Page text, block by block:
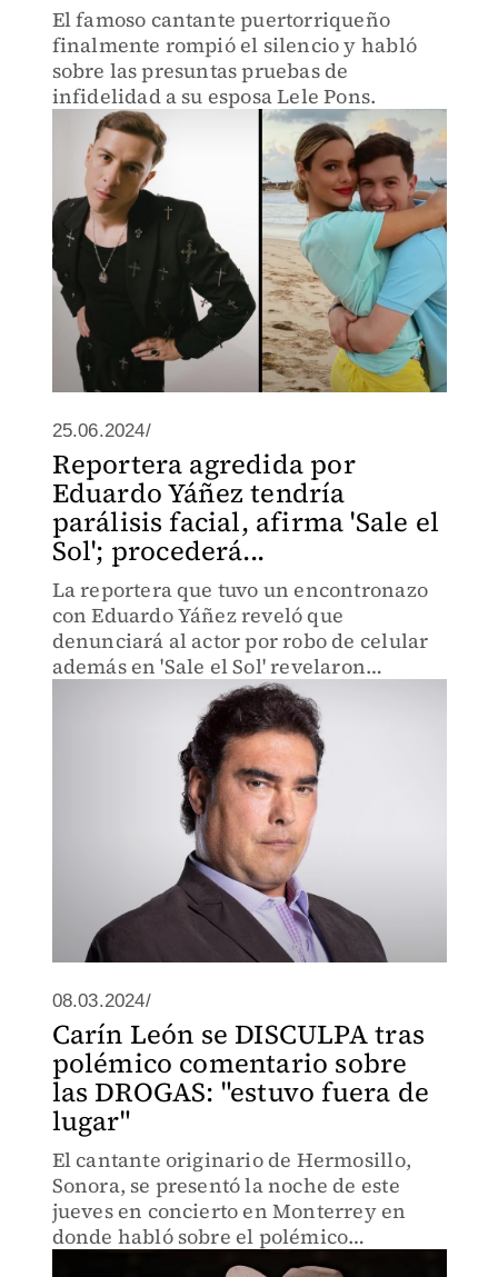
El famoso cantante puertorriqueño
finalmente rompió el silencio y habló
sobre las presuntas pruebas de
infidelidad a su esposa Lele Pons.
25.06.2024/
Reportera agredida por
Eduardo Yáñez tendría
parálisis facial, afirma 'Sale el
Sol'; procederá...
La reportera que tuvo un encontronazo
con Eduardo Yáñez reveló que
denunciará al actor por robo de celular
además en 'Sale el Sol' revelaron
secuelas en la salud de la periodista.
08.03.2024/
Carín León se DISCULPA tras
polémico comentario sobre
las DROGAS: "estuvo fuera de
lugar"
El cantante originario de Hermosillo,
Sonora, se presentó la noche de este
jueves en concierto en Monterrey en
donde habló sobre el polémico
comentario que hizo hace unos días.